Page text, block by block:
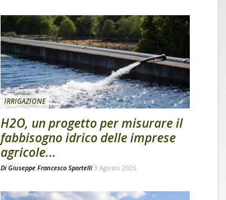
IRRIGAZIONE
H2O, un progetto per misurare il
fabbisogno idrico delle imprese
agricole...
Di Giuseppe Francesco Sportelli 3 Agosto 2026